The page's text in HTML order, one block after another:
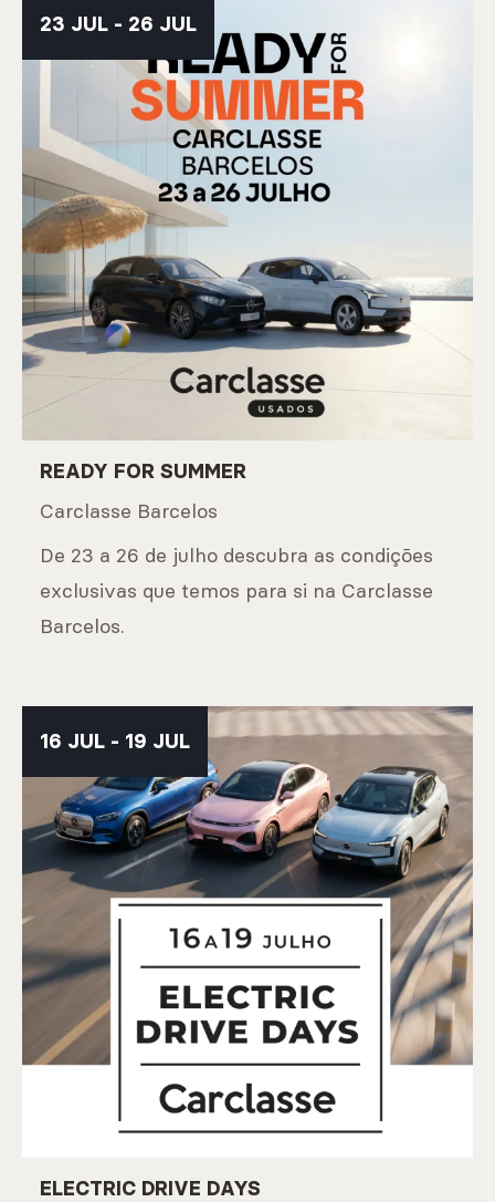
23 JUL - 26 JUL
READY FOR SUMMER
Carclasse Barcelos
De 23 a 26 de julho descubra as condições
exclusivas que temos para si na Carclasse
Barcelos.
16 JUL - 19 JUL
ELECTRIC DRIVE DAYS